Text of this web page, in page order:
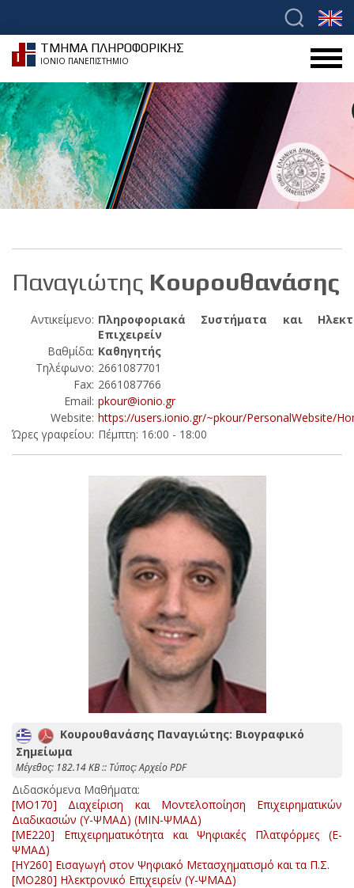
ΤΜΗΜΑ ΠΛΗΡΟΦΟΡΙΚΗΣ
ΙΟΝΙΟ ΠΑΝΕΠΙΣΤΗΜΙΟ
Παναγιώτης Κουρουθανάσης
Αντικείμενο: Πληροφοριακά Συστήματα και
Επιχειρείν
Βαθμίδα: Καθηγητής
Τηλέφωνο: 2661087701
Fax: 2661087766
Email: pkour@ionio.gr
Website: https://users.ionio.gr/~pkour/PersonalWebsite/
Ώρες γραφείου: Πέμπτη: 16:00 - 18:00
Κουρουθανάσης Παναγιώτης: Βιογραφικό
Σημείωμα
Mέγεθος: 182.14 KB :: Τύπος: Αρχείο PDF
Διδασκόμενα Μαθήματα:
[MO170] Διαχείριση και Μοντελοποίηση Επιχειρηματικών
Διαδικασιών (Υ-ΨΜΑΔ) (ΜΙΝ-ΨΜΑΔ)
[ME220] Επιχειρηματικότητα και Ψηφιακές Πλατφόρμες (Ε-
ΨΜΑΔ)
[HY260] Εισαγωγή στον Ψηφιακό Μετασχηματισμό και τα Π.Σ.
[MO280] Ηλεκτρονικό Επιχειρείν (Υ-ΨΜΑΔ)